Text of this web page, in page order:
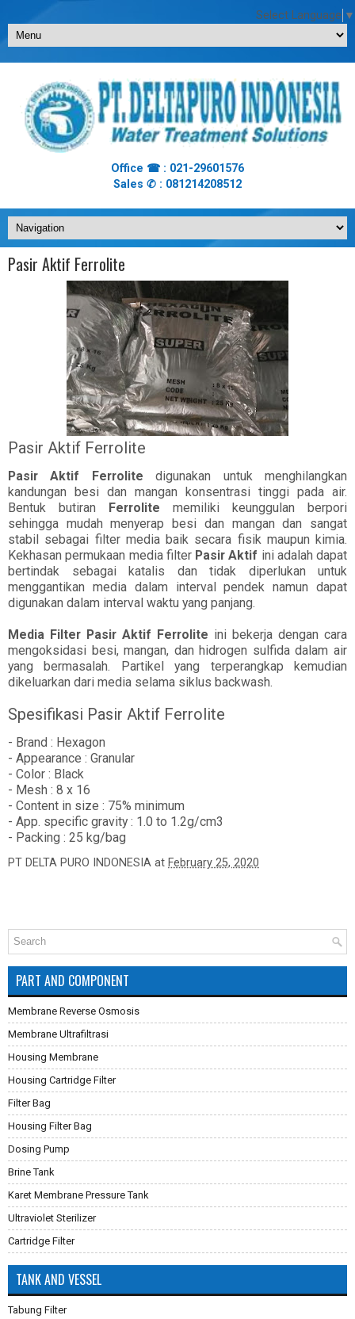
Select Language ▼
Office ☎ : 021-29601576
Sales ✆ : 081214208512
Pasir Aktif Ferrolite
Pasir Aktif Ferrolite
Pasir Aktif Ferrolite digunakan untuk menghilangkan
kandungan besi dan mangan konsentrasi tinggi pada air.
Bentuk butiran
Ferrolite memiliki keunggulan berpori
sehingga mudah menyerap besi dan mangan dan sangat
stabil sebagai filter media baik secara fisik maupun kimia.
Kekhasan permukaan media filter Pasir Aktif ini adalah dapat
bertindak sebagai katalis dan tidak diperlukan untuk
menggantikan media dalam interval pendek namun dapat
digunakan dalam interval waktu yang panjang.
Media Filter Pasir Aktif Ferrolite ini bekerja dengan cara
mengoksidasi besi, mangan, dan hidrogen sulfida dalam air
yang bermasalah. Partikel yang terperangkap kemudian
dikeluarkan dari media selama siklus backwash.
Spesifikasi Pasir Aktif Ferrolite
- Brand : Hexagon
- Appearance : Granular
- Color : Black
- Mesh : 8 x 16
- Content in size : 75% minimum
- App. specific gravity : 1.0 to 1.2g/cm3
- Packing : 25 kg/bag
PT DELTA PURO INDONESIA at February 25, 2020
PART AND COMPONENT
Membrane Reverse Osmosis
Membrane Ultrafiltrasi
Housing Membrane
Housing Cartridge Filter
Filter Bag
Housing Filter Bag
Dosing Pump
Brine Tank
Karet Membrane Pressure Tank
Ultraviolet Sterilizer
Cartridge Filter
TANK AND VESSEL
Tabung Filter